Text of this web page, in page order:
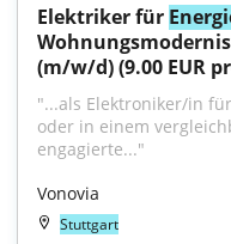
Elektriker für
(m/w/d) (9.00 EUR
"...als Elektroniker/in für
oder in einem
engagierte..."
Vonovia
Stuttgart